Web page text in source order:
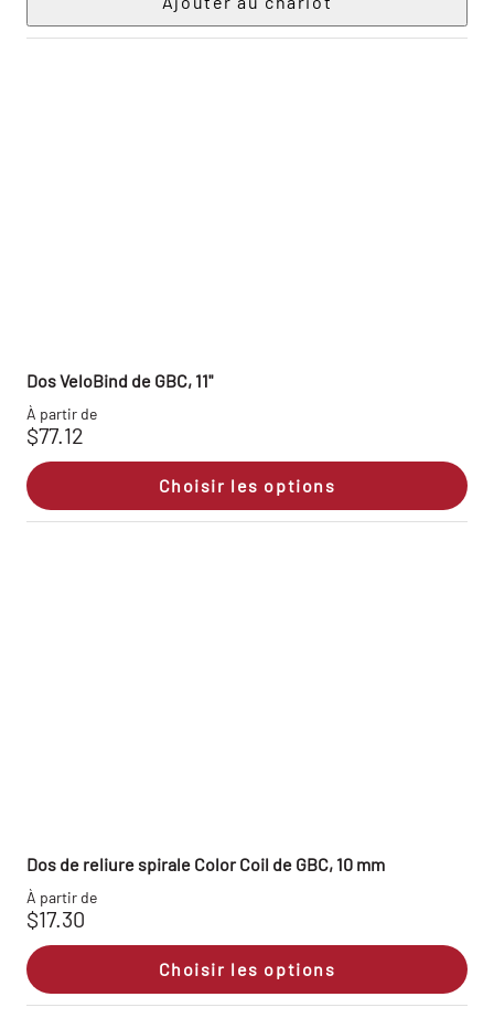
Dos VeloBind de GBC, 11"
À partir de
$77.12
Choisir les options
Dos de reliure spirale Color Coil de GBC, 10 mm
À partir de
$17.30
Choisir les options